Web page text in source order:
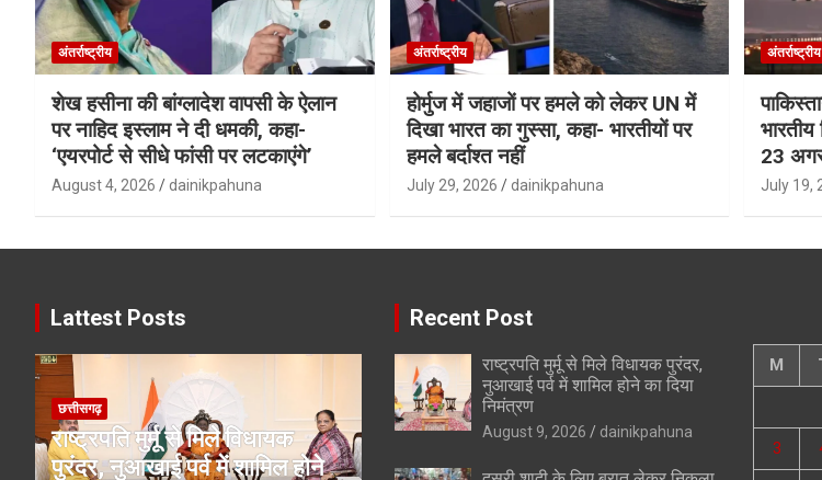
अंतर्राष्ट्रीय
शेख हसीना की बांग्लादेश वापसी के ऐलान
पर नाहिद इस्लाम ने दी धमकी, कहा-
‘एयरपोर्ट से सीधे फांसी पर लटकाएंगे’
August 4, 2026 dainikpahuna
अंतर्राष्ट्रीय
होर्मुज में जहाजों पर हमले को लेकर UN में
दिखा भारत का गुस्सा, कहा- भारतीयों पर
हमले बर्दाश्त नहीं
July 29, 2026 dainikpahuna
अंतर्राष्ट्रीय
23
July 19,
Lattest Posts
छत्तीसगढ़
राष्ट्रपति मुर्मू से मिले विधायक
पुरंदर, नुआखाई पर्व में शामिल होने
Recent Post
राष्ट्रपति मुर्मू से मिले विधायक पुरंदर,
नुआखाई पर्व में शामिल होने का दिया
निमंत्रण
August 9, 2026 dainikpahuna
M
3